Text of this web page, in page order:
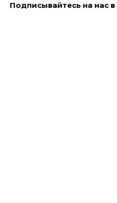
Подписывайтесь на наc в